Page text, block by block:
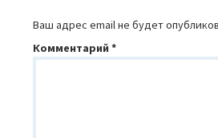
Ваш адрес email не будет
Комментарий*